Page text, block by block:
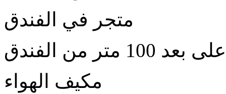
متجر في الفندق
من الفندق
مكيف الهواء